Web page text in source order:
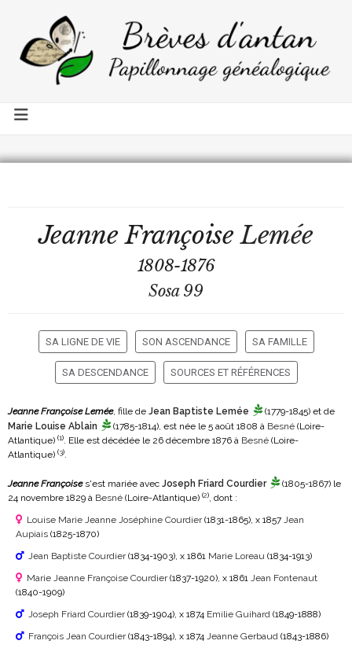
Jeanne FrançoiseLemée
1808-1876
Sosa 99
SA LIGNE DE VIE SON ASCENDANCE SA FAMILLE
SA DESCENDANCE SOURCES ET RÉFÉRENCES
Jeanne Françoise Lemée, fille de Jean Baptiste Lemée (1779-1845) et de
Marie Louise Ablain
(1785-1814), est née le 5 août 1808 à Besné (Loire-
Atlantique) (1). Elle est décédée le 26 décembre 1876 à Besné (Loire-
Atlantique) (3).
Jeanne Françoises'est mariée avec Joseph Friard Courdier (1805-1867) le
24 novembre 1829 à Besné (Loire-Atlantique) (2), dont :
Louise Marie Jeanne Joséphine Courdier(1831-1865), x 1857 Jean
Aupiais (1825-1870)
Jean Baptiste Courdier(1834-1903), x 1861 Marie Loreau (1834-1913)
Marie Jeanne Françoise Courdier(1837-1920), x 1861 Jean Fontenaut
(1840-1909)
Joseph Friard Courdier(1839-1904), x 1874 Emilie Guihard (1849-1888)
François Jean Courdier(1843-1894), x 1874 Jeanne Gerbaud (1843-1886)